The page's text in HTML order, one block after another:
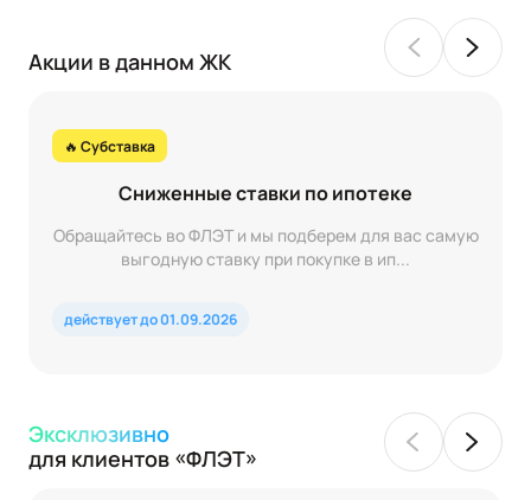
Акции в данном ЖК
🔥 Субставка
Сниженные ставки по ипотеке
Обращайтесь во ФЛЭТ и мы подберем для вас самую
выгодную ставку при покупке в ип...
действует до 01.09.2026
Эксклюзивно
для клиентов «ФЛЭТ»